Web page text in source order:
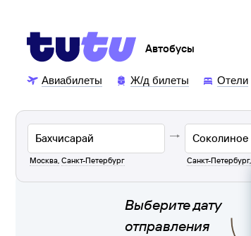
Автобусы
Авиабилеты Ж/д билеты Отели
Москва, Санкт-Петербург Санкт-Петербург,
Выберите дату
отправления